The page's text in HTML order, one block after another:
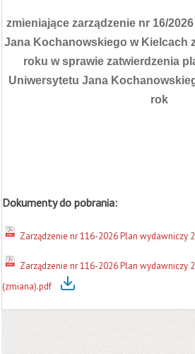
zmieniające zarządzenie nr 16/
Jana Kochanowskiego w Kielcach
roku w sprawie zatwierdzenia
Uniwersytetu Jana
rok
Dokumenty do pobrania:
Zarządzenie nr 116-2026 Plan wydawniczy
Zarządzenie nr 116-2026 Plan wydawniczy
(zmiana).pdf